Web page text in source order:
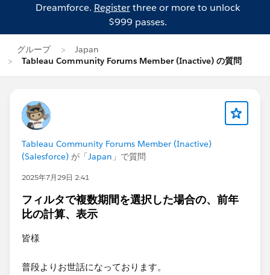
Dreamforce. Registerthree or more to unlock
$999 passes.
グループ
Japan
Tableau Community Forums Member (Inactive) の質問
Tableau Community Forums Member (Inactive)
(Salesforce) が「Japan 」で質問
2025年7月29日 2:41
フィルタで複数期間を選択した場合の、前年
比の計算、表示
皆様
普段よりお世話になっております。